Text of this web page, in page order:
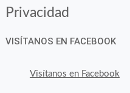
Privacidad
VISÍTANOS EN FACEBOOK
Visítanos en Facebook